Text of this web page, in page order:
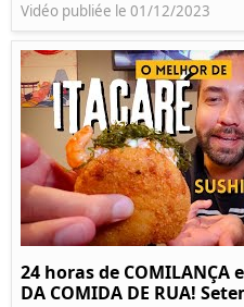
Vidéo publiée le 01/12/2023
24 horas de COMILANÇA
DA COMIDA DE RUA!